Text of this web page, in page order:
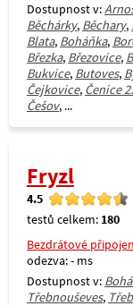
Dostupnost v:
Běchárky, Běchary,
Blata, Boháňka,
Březka, Březovice,
Bukvice, Butoves,
Čejkovice, Čenice
Češov, ...
Fryzl
4.5
testů celkem: 180
Bezdrátové
odezva: - ms
Dostupnost v:
Třebnouševes,